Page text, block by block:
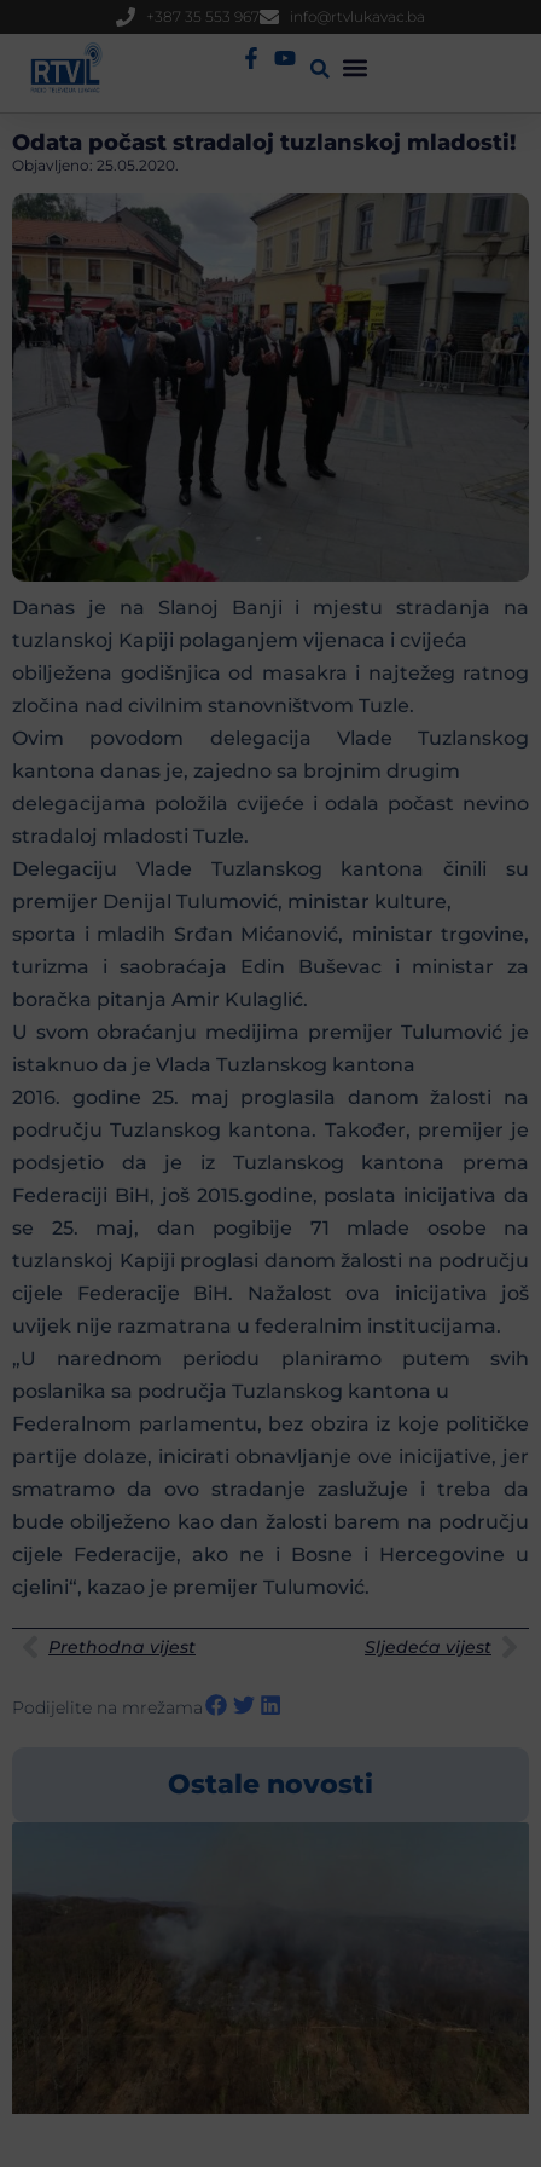
+387 35 553 967 info@rtvlukavac.ba
Odata počast stradaloj tuzlanskoj mladosti!
Objavljeno: 25.05.2020.
Danas je na Slanoj Banji i mjestu stradanja na
tuzlanskoj Kapiji polaganjem vijenaca i cvijeća
obilježena godišnjica od masakra i najtežeg ratnog
zločina nad civilnim stanovništvom Tuzle.
Ovim povodom delegacija Vlade Tuzlanskog
kantona danas je, zajedno sa brojnim drugim
delegacijama položila cvijeće i odala počast nevino
stradaloj mladosti Tuzle.
Delegaciju Vlade Tuzlanskog kantona činili su
premijer Denijal Tulumović, ministar kulture,
sporta i mladih Srđan Mićanović, ministar trgovine,
turizma i saobraćaja Edin Buševac i ministar za
boračka pitanja Amir Kulaglić.
U svom obraćanju medijima premijer Tulumović je
istaknuo da je Vlada Tuzlanskog kantona
2016. godine 25. maj proglasila danom žalosti na
području Tuzlanskog kantona. Također, premijer je
podsjetio da je iz Tuzlanskog kantona prema
Federaciji BiH, još 2015.godine, poslata inicijativa da
se 25. maj, dan pogibije 71 mlade osobe na
tuzlanskoj Kapiji proglasi danom žalosti na području
cijele Federacije BiH. Nažalost ova inicijativa još
uvijek nije razmatrana u federalnim institucijama.
„U narednom periodu planiramo putem svih
poslanika sa područja Tuzlanskog kantona u
Federalnom parlamentu, bez obzira iz koje političke
partije dolaze, inicirati obnavljanje ove inicijative, jer
smatramo da ovo stradanje zaslužuje i treba da
bude obilježeno kao dan žalosti barem na području
cijele Federacije, ako ne i Bosne i Hercegovine u
cjelini“, kazao je premijer Tulumović.
Prethodna vijest Sljedeća vijest
Podijelite na mrežama
Ostale novosti